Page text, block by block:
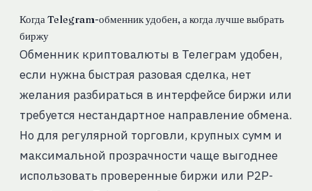
Когда Telegram-обменник удобен, а когда лучше выбрать
биржу
Обменник криптовалюты в Телеграм удобен,
если нужна быстрая разовая сделка, нет
желания разбираться в интерфейсе биржи или
требуется нестандартное направление обмена.
Но для регулярной торговли, крупных сумм и
максимальной прозрачности чаще выгоднее
использовать проверенные биржи или P2P-